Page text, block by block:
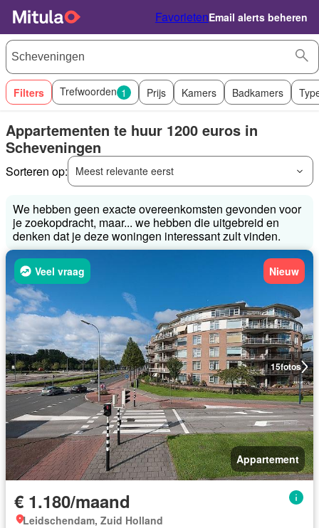
FavorietenEmail alerts beheren
Filters Trefwoorden 1 Prijs Kamers Badkamers
Appartementen te huur 1200 euros in
Scheveningen
Sorteren op: Meest relevante eerst
We hebben geen exacte overeenkomsten gevonden voor
je zoekopdracht, maar... we hebben die uitgebreid en
denken dat je deze woningen interessant zult vinden.
15fotos
Veel vraag Nieuw
Appartement
€ 1.180/maand
Leidschendam, Zuid Holland